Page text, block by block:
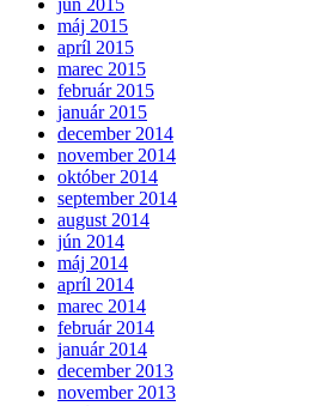
jún 2015
máj 2015
apríl 2015
marec 2015
február 2015
január 2015
december 2014
november 2014
október 2014
september 2014
august 2014
jún 2014
máj 2014
apríl 2014
marec 2014
február 2014
január 2014
december 2013
november 2013